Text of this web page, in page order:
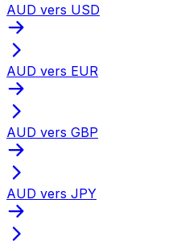
AUD vers USD
AUD vers EUR
AUD vers GBP
AUD vers JPY